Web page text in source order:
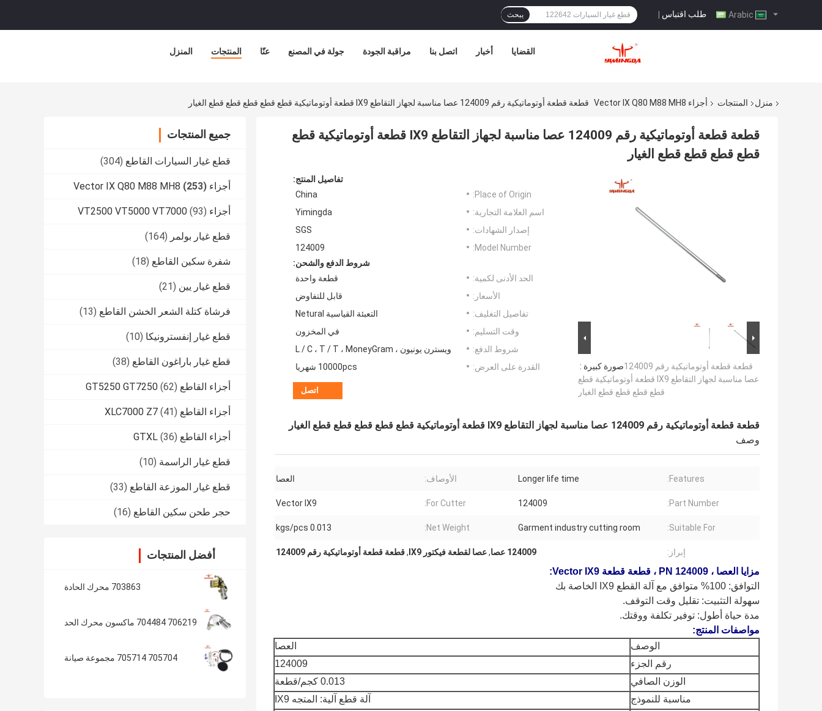
طلب اقتباس | يبحث
المنزل المنتجات عنّا جولة في المصنع مراقبة الجودة اتصل بنا أخبار القضايا
منزل المنتجات أجزاء Vector IX Q80 M88 MH8 قطعة قطعة أوتوماتيكية رقم 124009 عصا مناسبة لجهاز التقاطع IX9 قطعة أوتوماتيكية قطع قطع قطع قطع قطع الغيار
جميع المنتجات
قطع غيار السيارات القاطع (304)
أجزاء Vector IX Q80 M88 MH8 (253)
أجزاء VT2500 VT5000 VT7000 (93)
قطع غيار بولمر (164)
شفرة سكين القاطع (18)
قطع غيار يين (21)
فرشاة كتلة الشعر الخشن القاطع (13)
قطع غيار إنفسترونيكا (10)
قطع غيار باراغون القاطع (38)
أجزاء القاطع GT5250 GT7250 (62)
أجزاء القاطع XLC7000 Z7 (41)
أجزاء القاطع GTXL (36)
قطع غيار الراسمة (10)
قطع غيار الموزعة القاطع (33)
حجر طحن سكين القاطع (16)
أفضل المنتجات
703863 محرك الحادة
706219 704484 ماكسون محرك الحد
705704 705714 مجموعة صيانة
قطعة قطعة أوتوماتيكية رقم 124009 عصا مناسبة لجهاز التقاطع IX9 قطعة أوتوماتيكية قطع
قطع قطع قطع قطع الغيار
صورة كبيرة :قطعة قطعة أوتوماتيكية رقم 124009
عصا مناسبة لجهاز التقاطع IX9 قطعة أوتوماتيكية قطع
قطع قطع قطع قطع الغيار
تفاصيل المنتج:
Place of Origin:
China
اسم العلامة التجارية:
Yimingda
إصدار الشهادات:
SGS
Model Number:
124009
شروط الدفع والشحن:
الحد الأدنى لكمية:
قطعة واحدة
الأسعار:
قابل للتفاوض
تفاصيل التغليف:
التعبئة القياسية Netural
وقت التسليم:
في المخزون
شروط الدفع:
ويسترن يونيون ، L / C ، T / T ، MoneyGram
القدرة على العرض:
10000pcs شهريا
اتصل
قطعة قطعة أوتوماتيكية رقم 124009 عصا مناسبة لجهاز التقاطع IX9 قطعة أوتوماتيكية قطع قطع قطع قطع قطع الغيار
وصف
Features:
Longer life time الأوصاف: العصا
Part Number:
124009
For Cutter:
Vector IX9
Suitable For:
Garment industry cutting room
Net Weight:
0.013 kgs/pcs
إبراز: 124009 عصا ,عصا لقطعة فيكتور IX9 ,قطعة قطعة أوتوماتيكية رقم 124009
مزايا العصا ، PN 124009 ، قطعة قطعة Vector IX9:
التوافق: 100% متوافق مع آلة القطع IX9 الخاصة بك
سهولة التثبيت: تقليل وقت التوقف.
مدة حياة أطول: توفير تكلفة ووقتك.
مواصفات المنتج:
الوصف
العصا
رقم الجزء
124009
الوزن الصافي
0.013 كجم/قطعة
مناسبة للنموذج
آلة قطع آلية: المتجه IX9